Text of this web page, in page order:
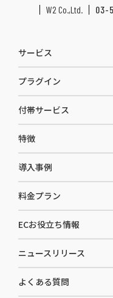
W2 Co.,Ltd. 03-
サービス
W2 Commerce
W2 Commerce BtoB
W2 Commerce Asia
プラグイン
AI buddy
付帯サービス
EC運用構築支援・運
カスタマーサクセス
セキュリティ
デザイン制作
コンサルティング
特徴
選ばれる理由
開発体制
導入事例
導入企業一覧
料金プラン
ECお役立ち情報
お役立ち資料
ニュースリリース
よくある質問